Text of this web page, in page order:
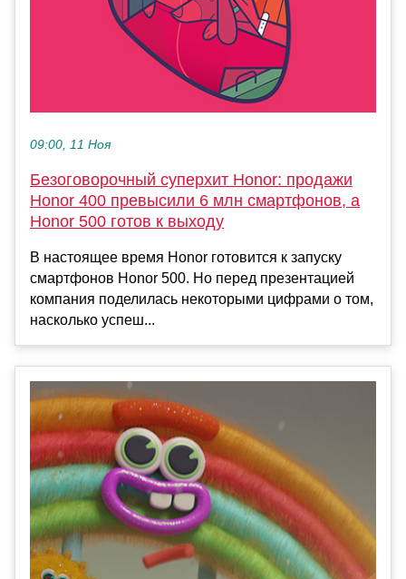
09:00, 11 Ноя
Безоговорочный суперхит Honor: продажи
Honor 400 превысили 6 млн смартфонов, а
Honor 500 готов к выходу
В настоящее время Honor готовится к запуску
смартфонов Honor 500. Но перед презентацией
компания поделилась некоторыми цифрами о том,
насколько успеш...